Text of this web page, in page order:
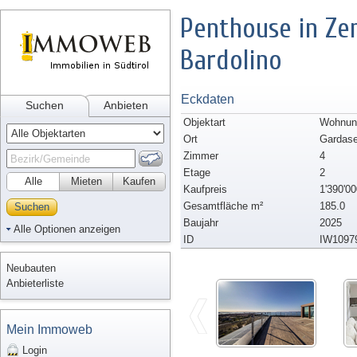
Suchen Anbieten
Alle Kaufen
Mieten
Suchen
Alle Optionen anzeigen
Neubauten
Anbieterliste
Mein Immoweb
Login
Penthouse in
Bardolino
Eckdaten
Objektart
Ort
Zimmer
4
Etage
2
Kaufpreis
Gesamtfläche m²
185.0
Baujahr
2025
ID